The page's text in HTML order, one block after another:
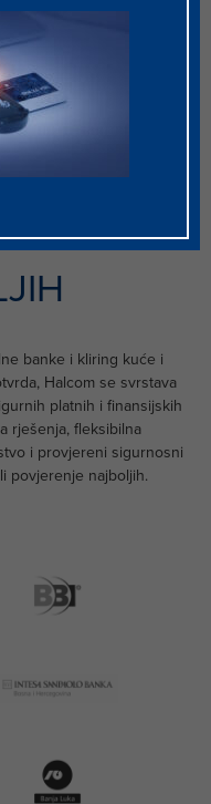
usluga s dodanom
banke i kliring kuće i
Halcom se svrstava
platnih i finansijskih
rješenja, fleksibilna
i provjereni sigurnosni
povjerenje najboljih.